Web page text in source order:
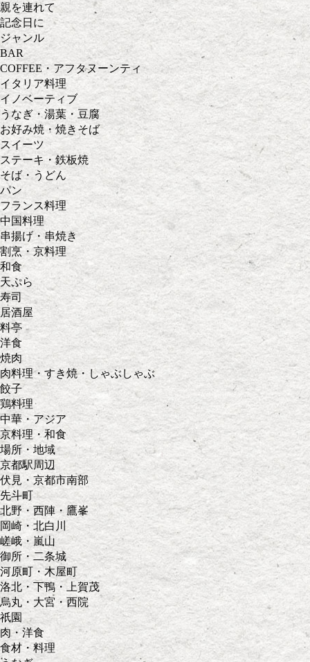
親を連れて
記念日に
ジャンル
BAR
COFFEE・アフタヌーンティ
イタリア料理
イノベーティブ
うなぎ・湯葉・豆腐
お好み焼・焼きそば
スイーツ
ステーキ・鉄板焼
そば・うどん
パン
フランス料理
中国料理
串揚げ・串焼き
割烹・京料理
和食
天ぷら
寿司
居酒屋
料亭
洋食
焼肉
肉料理・すき焼・しゃぶしゃぶ
餃子
鶏料理
中華・アジア
京料理・和食
場所・地域
京都駅周辺
伏見・京都市南部
先斗町
北野・西陣・鷹峯
岡崎・北白川
嵯峨・嵐山
御所・二条城
河原町・木屋町
洛北・下鴨・上賀茂
烏丸・大宮・西院
祇園
肉・洋食
食材・料理